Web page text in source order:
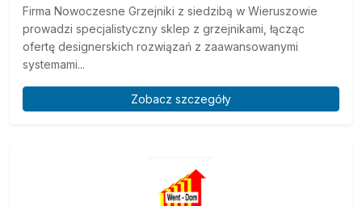
Firma Nowoczesne Grzejniki z siedzibą w Wieruszowie
prowadzi specjalistyczny sklep z grzejnikami, łącząc
ofertę designerskich rozwiązań z zaawansowanymi
systemami...
Zobacz szczegóły